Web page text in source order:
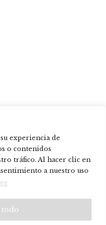
experiencia de
o contenidos
tráfico. Al hacer clic en
a nuestro uso
todo
Rubinos.